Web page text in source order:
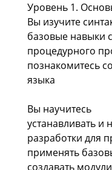
Уровень 1.
Вы изучите
базовые навыки
процедурного
познакомитесь
языка
Вы научитесь
устанавливать и
разработки для
применять
создавать